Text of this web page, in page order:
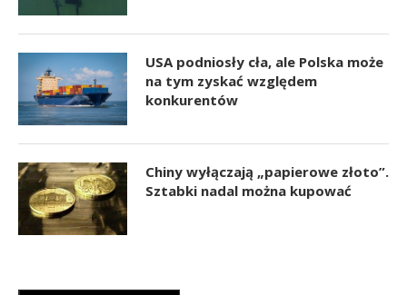
USA podniosły cła, ale Polska może
na tym zyskać względem
konkurentów
Chiny wyłączają „papierowe złoto”.
Sztabki nadal można kupować